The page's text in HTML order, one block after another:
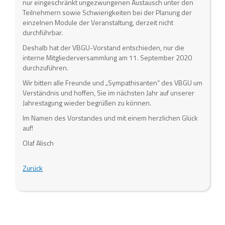
nur eingeschränkt ungezwungenen Austausch unter den
Teilnehmern sowie Schwierigkeiten bei der Planung der
einzelnen Module der Veranstaltung, derzeit nicht
durchführbar.
Deshalb hat der VBGU-Vorstand entschieden, nur die
interne Mitgliederversammlung am 11. September 2020
durchzuführen.
Wir bitten alle Freunde und „Sympathisanten“ des VBGU um
Verständnis und hoffen, Sie im nächsten Jahr auf unserer
Jahrestagung wieder begrüßen zu können.
Im Namen des Vorstandes und mit einem herzlichen Glück
auf!
Olaf Alisch
Zurück